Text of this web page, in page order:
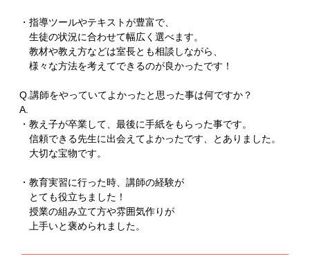
・指導ツールやテキストが豊富で、
生徒の状況に合わせて幅広く選べます。
教材や教え方などは室長とも相談しながら、
様々な方法を考えてできるのが良かったです！
Q.講師をやっていてよかったと思った事は何ですか？
A.
・教え子が卒業して、最後に手紙をもらった事です。
信頼できる先生に出会えてよかったです、とありました。
大切な宝物です。
・教育実習に行った時、講師の経験が
とても役立ちました！
授業の組み立て方や雰囲気作りが
上手いと褒められました。